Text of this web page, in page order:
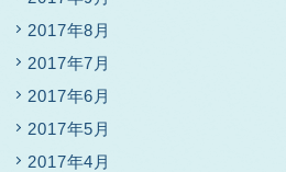
2017年8月
2017年7月
2017年6月
2017年5月
2017年4月